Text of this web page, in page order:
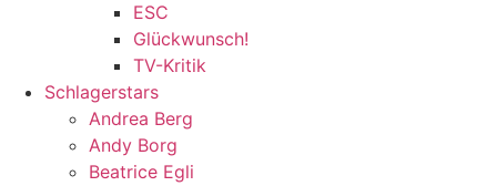
ESC
Glückwunsch!
TV-Kritik
Schlagerstars
Andrea Berg
Andy Borg
Beatrice Egli